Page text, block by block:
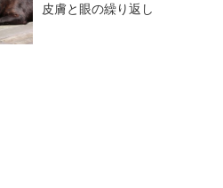
皮膚と眼の繰り返し